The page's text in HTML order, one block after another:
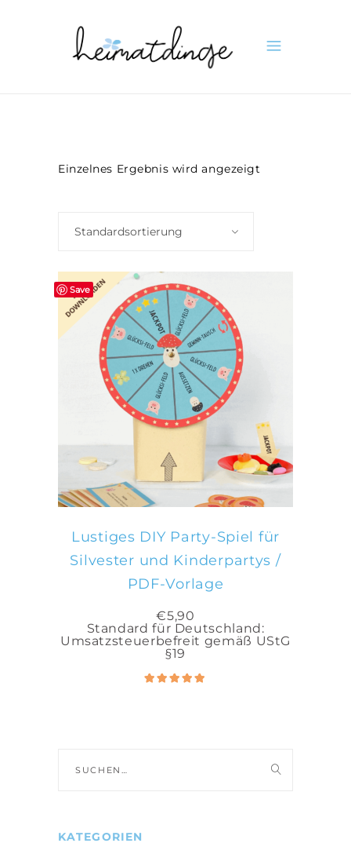
Einzelnes Ergebnis wird angezeigt
Standardsortierung
Save
IN DEN WARENKORB
Lustiges DIY Party-Spiel für
Silvester und Kinderpartys /
PDF-Vorlage
€5,90
Standard für Deutschland:
Umsatzsteuerbefreit gemäß UStG
§19
nach:
KATEGORIEN